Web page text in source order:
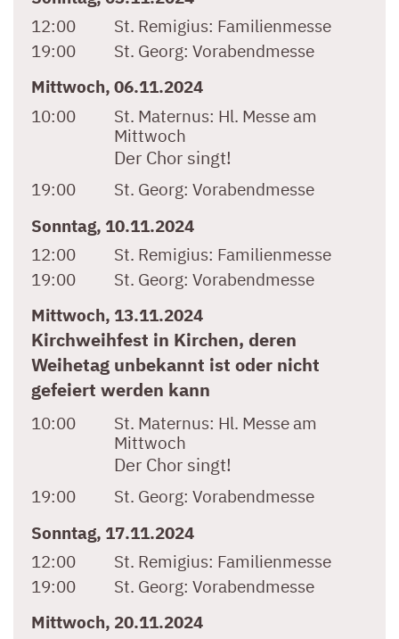
12:00
St. Remigius: Familienmesse
19:00
St. Georg:Vorabendmesse
Mittwoch, 06.11.2024
10:00
St. Maternus: Hl. Messe am
Mittwoch
Der Chor singt!
19:00 St. Georg:Vorabendmesse
Sonntag, 10.11.2024
12:00
St. Remigius: Familienmesse
19:00
St. Georg:Vorabendmesse
Mittwoch, 13.11.2024
Kirchweihfest in Kirchen, deren
Weihetag unbekannt ist oder nicht
gefeiert werden kann
10:00 St. Maternus: Hl. Messe am
Mittwoch
Der Chor singt!
19:00 St. Georg:Vorabendmesse
Sonntag, 17.11.2024
12:00
St. Remigius: Familienmesse
19:00
St. Georg:Vorabendmesse
Mittwoch, 20.11.2024